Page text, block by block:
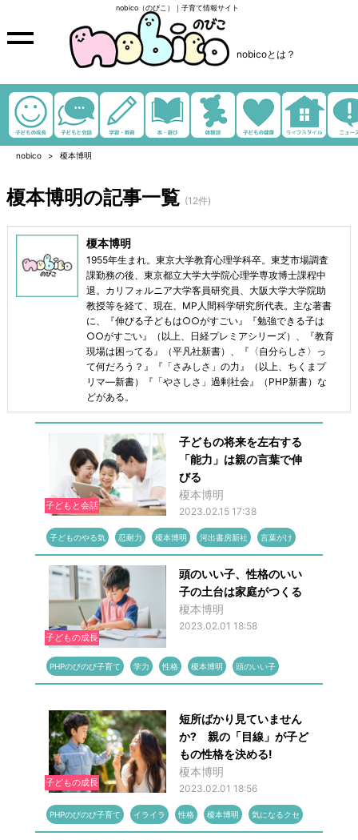
nobico（のびこ）｜子育て情報サイト
nobicoとは？
nobico 榎本博明
榎本博明の記事一覧 (12件)
榎本博明
1955年生まれ。東京大学教育心理学科卒。東芝市場調査
課勤務の後、東京都立大学大学院心理学専攻博士課程中
退。カリフォルニア大学客員研究員、大阪大学大学院助
教授等を経て、現在、MP人間科学研究所代表。主な著書
に、『伸びる子どもは○○がすごい』『勉強できる子は
○○がすごい』（以上、日経プレミアシリーズ）、『教育
現場は困ってる』（平凡社新書）、『〈自分らしさ〉っ
て何だろう？』『「さみしさ」の力』（以上、ちくまプ
リマ―新書）『「やさしさ」過剰社会』（PHP新書）な
どがある。
子どもと会話
子どもの将来を左右する
「能力」は親の言葉で伸
びる
榎本博明
2023.02.15 17:38
子どものやる気 忍耐力 榎本博明 河出書房新社 言葉がけ
子どもの成長
頭のいい子、性格のいい
子の土台は家庭がつくる
榎本博明
2023.02.01 18:58
PHPのびのび子育て 学力 性格 榎本博明 頭のいい子
子どもの成長
短所ばかり見ていません
か? 親の「目線」が子ど
もの性格を決める!
榎本博明
2023.02.01 18:56
PHPのびのび子育て イライラ 性格 榎本博明 気になるクセ